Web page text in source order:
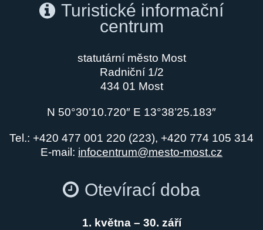
Turistické informační
centrum
statutární město Most
Radniční 1/2
434 01 Most
N 50°30’10.720″ E 13°38’25.183″
Tel.: +420 477 001 220 (223), +420 774 105 314
E-mail: infocentrum@mesto-most.cz
Otevírací doba
1. května – 30. září